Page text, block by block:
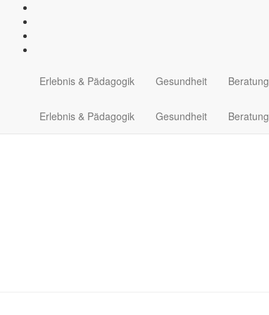
Erlebnis & Pädagogik Gesundheit Beratung
Erlebnis & Pädagogik Gesundheit Beratung
Steigeisen und Pickel